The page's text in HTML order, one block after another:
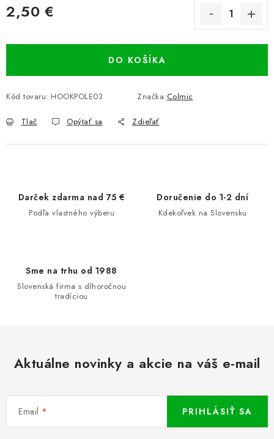
2,50 €
DO KOŠÍKA
Kód tovaru: HOOKPOLE03 Značka:Colmic
Tlač Opýtať sa Zdieľať
Darček zdarma nad 75 €
Podľa vlastného výberu
Doručenie do 1-2 dní
Kdekoľvek na Slovensku
Sme na trhu od 1988
Slovenská firma s dlhoročnou
tradíciou
Aktuálne novinky a akcie na váš e-mail
Email PRIHLÁSIŤ SA